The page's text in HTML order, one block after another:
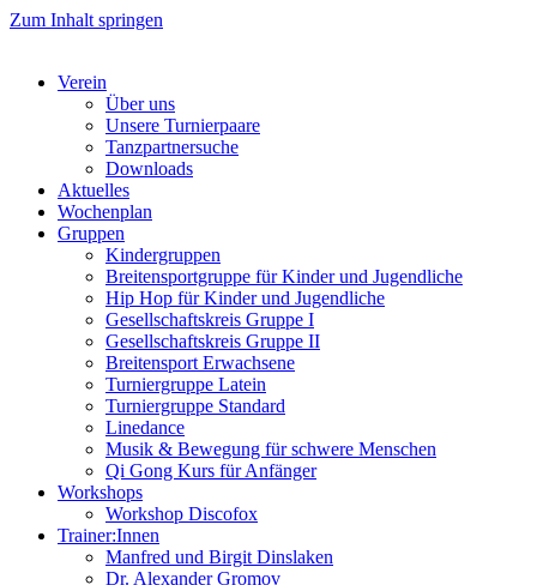
Zum Inhalt springen
Verein
Über uns
Unsere Turnierpaare
Tanzpartnersuche
Downloads
Aktuelles
Wochenplan
Gruppen
Kindergruppen
Breitensportgruppe für Kinder und Jugendliche
Hip Hop für Kinder und Jugendliche​
Gesellschaftskreis Gruppe I
Gesellschaftskreis Gruppe II
Breitensport Erwachsene
Turniergruppe Latein
Turniergruppe Standard
Linedance
Musik & Bewegung für schwere Menschen​
Qi Gong Kurs für Anfänger
Workshops
Workshop Discofox
Trainer:Innen
Manfred und Birgit Dinslaken
Dr. Alexander Gromov